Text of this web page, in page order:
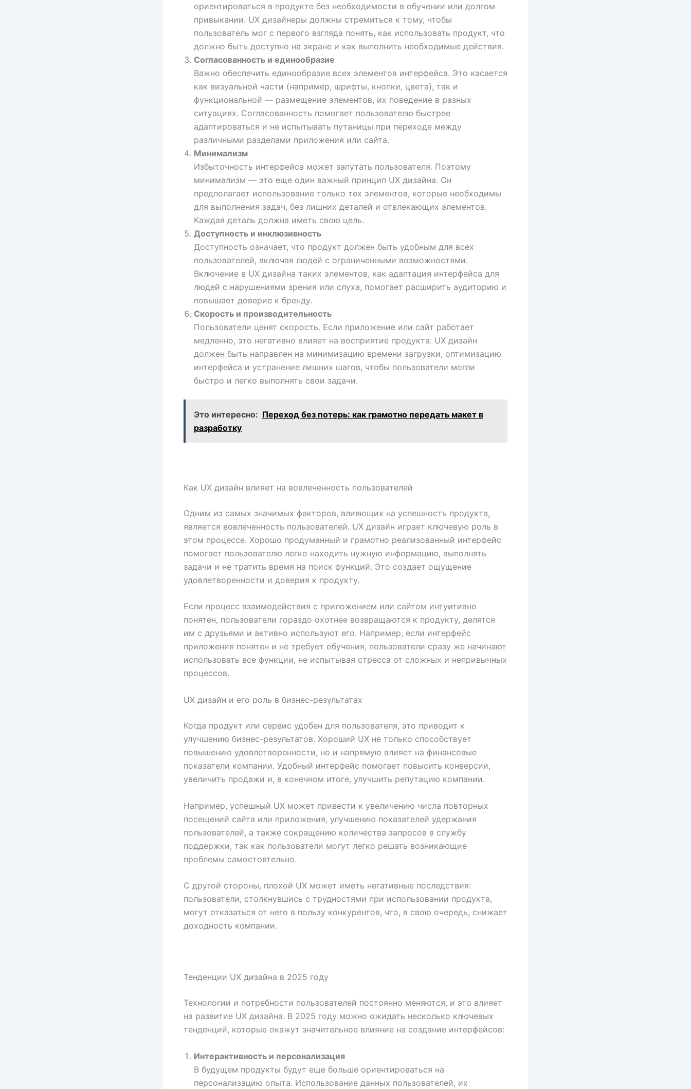
ориентироваться в продукте без необходимости в обучении или долгом
привыкании. UX дизайнеры должны стремиться к тому, чтобы
пользователь мог с первого взгляда понять, как использовать продукт, что
должно быть доступно на экране и как выполнить необходимые действия.
Согласованность и единообразие
Важно обеспечить единообразие всех элементов интерфейса. Это касается
как визуальной части (например, шрифты, кнопки, цвета), так и
функциональной — размещение элементов, их поведение в разных
ситуациях. Согласованность помогает пользователю быстрее
адаптироваться и не испытывать путаницы при переходе между
различными разделами приложения или сайта.
Минимализм
Избыточность интерфейса может запутать пользователя. Поэтому
минимализм — это еще один важный принцип UX дизайна. Он
предполагает использование только тех элементов, которые необходимы
для выполнения задач, без лишних деталей и отвлекающих элементов.
Каждая деталь должна иметь свою цель.
Доступность и инклюзивность
Доступность означает, что продукт должен быть удобным для всех
пользователей, включая людей с ограниченными возможностями.
Включение в UX дизайна таких элементов, как адаптация интерфейса для
людей с нарушениями зрения или слуха, помогает расширить аудиторию и
повышает доверие к бренду.
Скорость и производительность
Пользователи ценят скорость. Если приложение или сайт работает
медленно, это негативно влияет на восприятие продукта. UX дизайн
должен быть направлен на минимизацию времени загрузки, оптимизацию
интерфейса и устранение лишних шагов, чтобы пользователи могли
быстро и легко выполнять свои задачи.
Это интересно: Переход без потерь: как грамотно передать макет в
разработку
Как UX дизайн влияет на вовлеченность пользователей
Одним из самых значимых факторов, влияющих на успешность продукта,
является вовлеченность пользователей. UX дизайн играет ключевую роль в
этом процессе. Хорошо продуманный и грамотно реализованный интерфейс
помогает пользователю легко находить нужную информацию, выполнять
задачи и не тратить время на поиск функций. Это создает ощущение
удовлетворенности и доверия к продукту.
Если процесс взаимодействия с приложением или сайтом интуитивно
понятен, пользователи гораздо охотнее возвращаются к продукту, делятся
им с друзьями и активно используют его. Например, если интерфейс
приложения понятен и не требует обучения, пользователи сразу же начинают
использовать все функции, не испытывая стресса от сложных и непривычных
процессов.
UX дизайн и его роль в бизнес-результатах
Когда продукт или сервис удобен для пользователя, это приводит к
улучшению бизнес-результатов. Хороший UX не только способствует
повышению удовлетворенности, но и напрямую влияет на финансовые
показатели компании. Удобный интерфейс помогает повысить конверсии,
увеличить продажи и, в конечном итоге, улучшить репутацию компании.
Например, успешный UX может привести к увеличению числа повторных
посещений сайта или приложения, улучшению показателей удержания
пользователей, а также сокращению количества запросов в службу
поддержки, так как пользователи могут легко решать возникающие
проблемы самостоятельно.
С другой стороны, плохой UX может иметь негативные последствия:
пользователи, столкнувшись с трудностями при использовании продукта,
могут отказаться от него в пользу конкурентов, что, в свою очередь, снижает
доходность компании.
Тенденции UX дизайна в 2025 году
Технологии и потребности пользователей постоянно меняются, и это влияет
на развитие UX дизайна. В 2025 году можно ожидать несколько ключевых
тенденций, которые окажут значительное влияние на создание интерфейсов:
Интерактивность и персонализация
В будущем продукты будут еще больше ориентироваться на
персонализацию опыта. Использование данных пользователей, их